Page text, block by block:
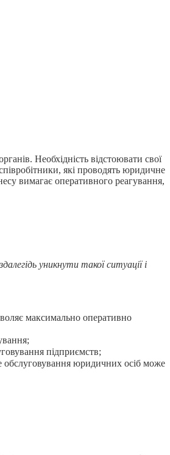
Необхідність відстоювати свої
які проводять юридичне
вимагає оперативного реагування,
уникнути такої ситуації і
максимально оперативно
підприємств;
обслуговування юридичних осіб може